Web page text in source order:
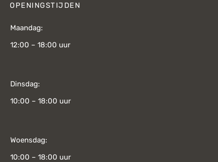
OPENINGSTIJDEN
Maandag:
12:00 – 18:00 uur
Dinsdag:
10:00 – 18:00 uur
Woensdag:
10:00 – 18:00 uur